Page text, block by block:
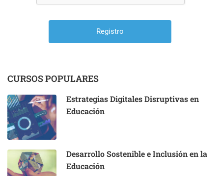
CURSOS POPULARES
Estrategias Digitales Disruptivas en
Educación
Desarrollo Sostenible e Inclusión en la
Educación